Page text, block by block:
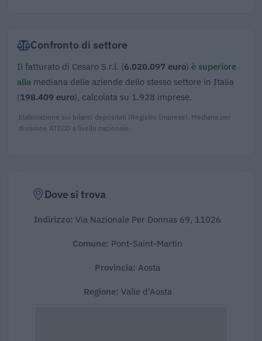
Confronto di settore
Il fatturato di Cesaro S.r.l. (6.020.097 euro) è superiore
alla mediana delle aziende dello stesso settore in Italia
(198.409 euro), calcolata su 1.928 imprese.
Elaborazione sui bilanci depositati (Registro Imprese). Mediana per
divisione ATECO a livello nazionale.
Dove si trova
Indirizzo: Via Nazionale Per Donnas 69, 11026
Comune: Pont-Saint-Martin
Provincia: Aosta
Regione: Valle d'Aosta